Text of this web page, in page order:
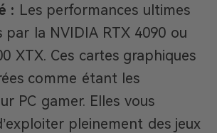
: Les performances ultimes
par la NVIDIA RTX 4090 ou
XTX. Ces cartes graphiques
comme étant les
PC gamer. Elles vous
pleinement des jeux